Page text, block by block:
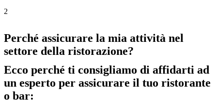
2
Perché assicurare la mia attività nel
settore della ristorazione?
Ecco perché ti consigliamo di affidarti ad
un esperto per assicurare il tuo ristorante
o bar: